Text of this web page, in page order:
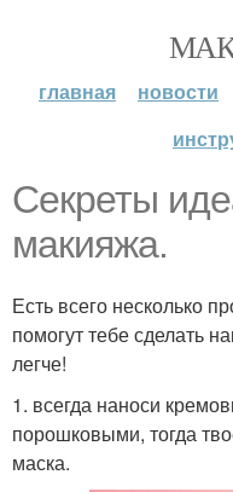
главная новости
Секреты
макияжа.
Есть всего несколько
помогут тебе сделать
легче!
1. всегда наноси
порошковыми, тогда
маска.